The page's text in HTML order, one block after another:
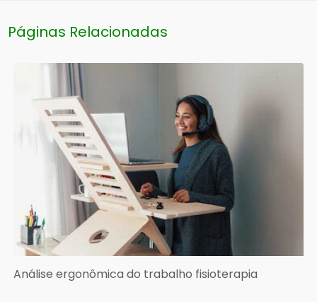
Páginas Relacionadas
Análise ergonômica do trabalho fisioterapia